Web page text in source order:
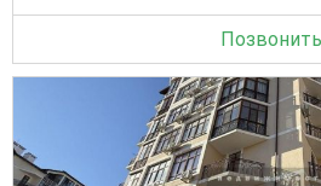
Позвонить